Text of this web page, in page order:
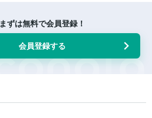
まずは無料で会員登録！
会員登録する